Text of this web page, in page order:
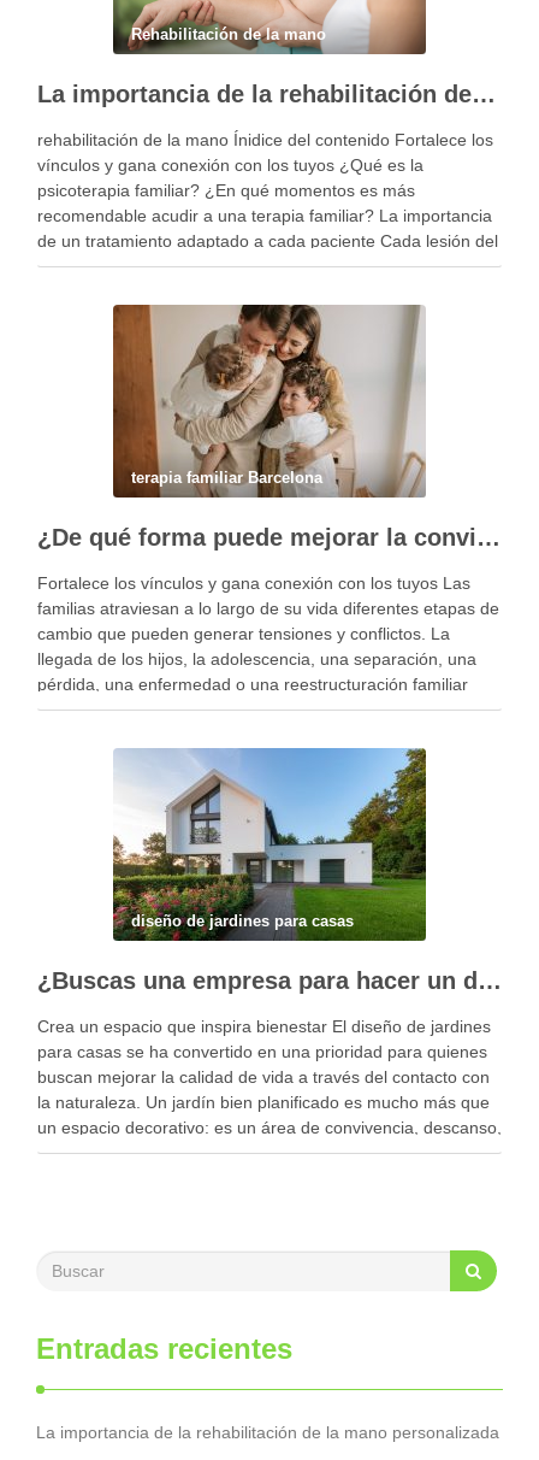
Rehabilitación de la mano
La importancia de la rehabilitación de la mano personalizada
rehabilitación de la mano Ínidice del contenido Fortalece los
vínculos y gana conexión con los tuyos ¿Qué es la
psicoterapia familiar? ¿En qué momentos es más
recomendable acudir a una terapia familiar? La importancia
de un tratamiento adaptado a cada paciente Cada lesión del
miembro superior es diferente y, por …
terapia familiar Barcelona
¿De qué forma puede mejorar la convivencia la terapia familiar?
Fortalece los vínculos y gana conexión con los tuyos Las
familias atraviesan a lo largo de su vida diferentes etapas de
cambio que pueden generar tensiones y conflictos. La
llegada de los hijos, la adolescencia, una separación, una
pérdida, una enfermedad o una reestructuración familiar
pueden alterar el equilibrio del …
diseño de jardines para casas
¿Buscas una empresa para hacer un diseño profesional de jardines en tu casa?
Crea un espacio que inspira bienestar El diseño de jardines
para casas se ha convertido en una prioridad para quienes
buscan mejorar la calidad de vida a través del contacto con
la naturaleza. Un jardín bien planificado es mucho más que
un espacio decorativo: es un área de convivencia, descanso,
…
Entradas recientes
La importancia de la rehabilitación de la mano personalizada